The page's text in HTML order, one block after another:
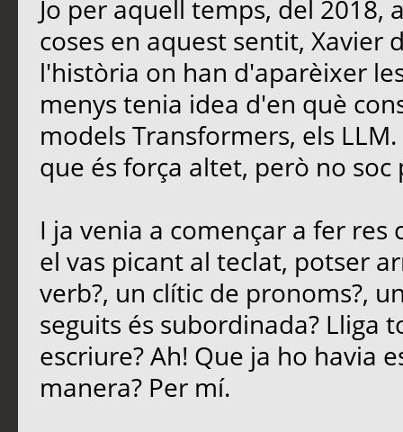
Jo per aquell temps, del 2018,
coses en aquest sentit, Xavier
l'història on han d'aparèixer
menys tenia idea d'en què
models Transformers, els
que és força altet, però no soc
I ja venia a començar a fer
el vas picant al teclat, potser
verb?, un clític de pronoms?,
seguits és subordinada? Lliga
escriure? Ah! Que ja ho havia
manera? Per mí.